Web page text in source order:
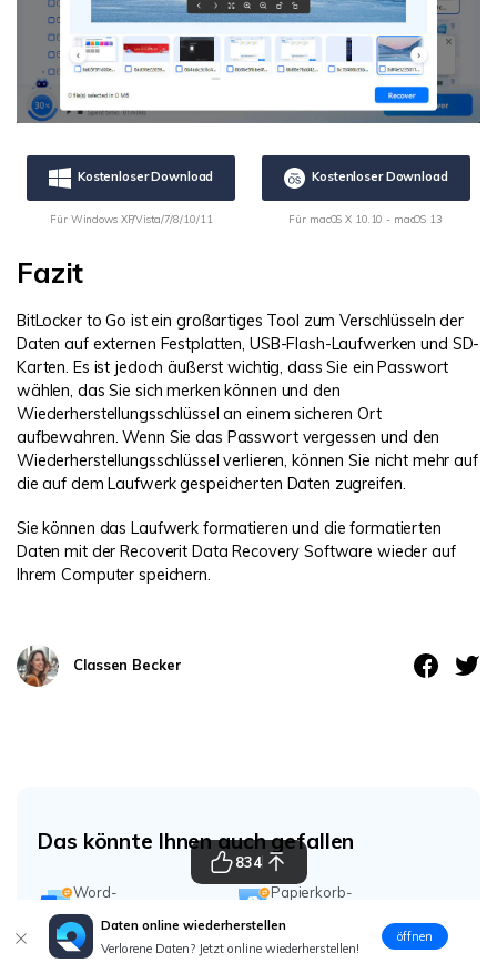
Kostenloser Download
Für Windows XP/Vista/7/8/10/11
Kostenloser Download
Für macOS X 10.10 - macOS 13
Fazit
BitLocker to Go ist ein großartiges Tool zum Verschlüsseln der
Daten auf externen Festplatten, USB-Flash-Laufwerken und SD-
Karten. Es ist jedoch äußerst wichtig, dass Sie ein Passwort
wählen, das Sie sich merken können und den
Wiederherstellungsschlüssel an einem sicheren Ort
aufbewahren. Wenn Sie das Passwort vergessen und den
Wiederherstellungsschlüssel verlieren, können Sie nicht mehr auf
die auf dem Laufwerk gespeicherten Daten zugreifen.
Sie können das Laufwerk formatieren und die formatierten
Daten mit der Recoverit Data Recovery Software wieder auf
Ihrem Computer speichern.
Classen Becker
Das könnte Ihnen auch gefallen
Word-
Wiederherstellung
Papierkorb-
PPT-Wiederherstellung
Email-
Wiederherstellung
Daten online wiederherstellen
Verlorene Daten? Jetzt online wiederherstellen!
öffnen
834